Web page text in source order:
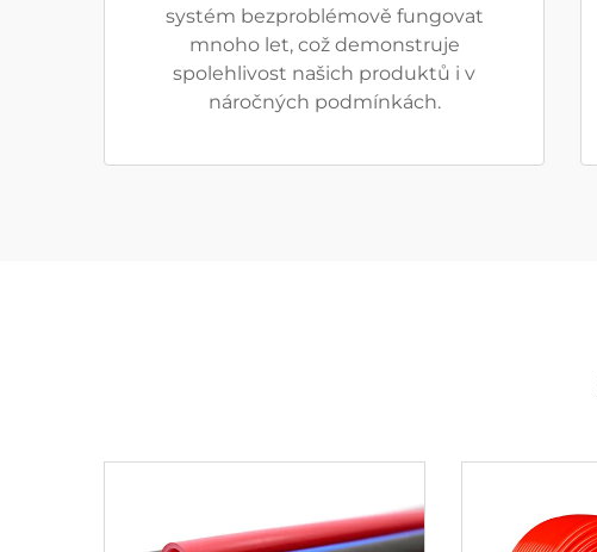
systém bezproblémově fungovat
mnoho let, což demonstruje
spolehlivost našich produktů i v
náročných podmínkách.